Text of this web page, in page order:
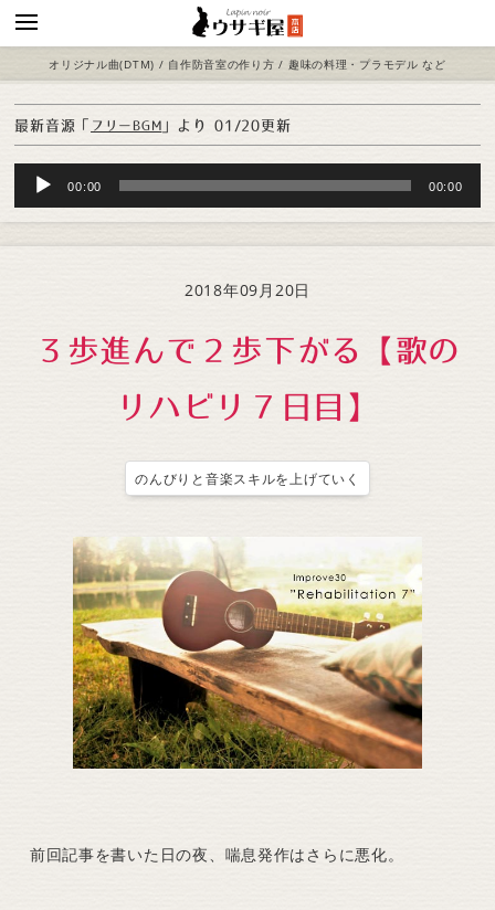
オリジナル曲(DTM) / 自作防音室の作り方 / 趣味の料理・プラモデル など
最新音源「 フリーBGM 」より 01/20更新
Audio
Player
00:00 00:00
2018年09月20日
３歩進んで２歩下がる【歌の
リハビリ７日目】
のんびりと音楽スキルを上げていく
前回記事を書いた日の夜、喘息発作はさらに悪化。